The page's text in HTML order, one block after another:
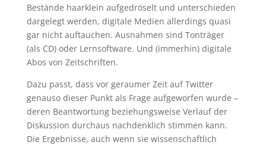
Bestände haarklein aufgedröselt und unterschieden
dargelegt werden, digitale Medien allerdings quasi
gar nicht auftauchen. Ausnahmen sind Tonträger
(als CD) oder Lernsoftware. Und (immerhin) digitale
Abos von Zeitschriften.
Dazu passt, dass vor geraumer Zeit auf Twitter
genauso dieser Punkt als Frage aufgeworfen wurde –
deren Beantwortung beziehungsweise Verlauf der
Diskussion durchaus nachdenklich stimmen kann.
Die Ergebnisse, auch wenn sie wissenschaftlich